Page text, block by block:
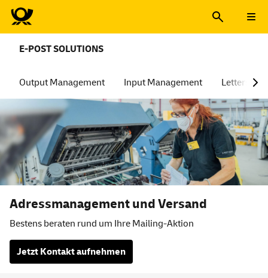
E-POST SOLUTIONS
Output Management Input Management Lettershop
Adressmanagement und Versand
Bestens beraten rund um Ihre Mailing-Aktion
Jetzt Kontakt aufnehmen